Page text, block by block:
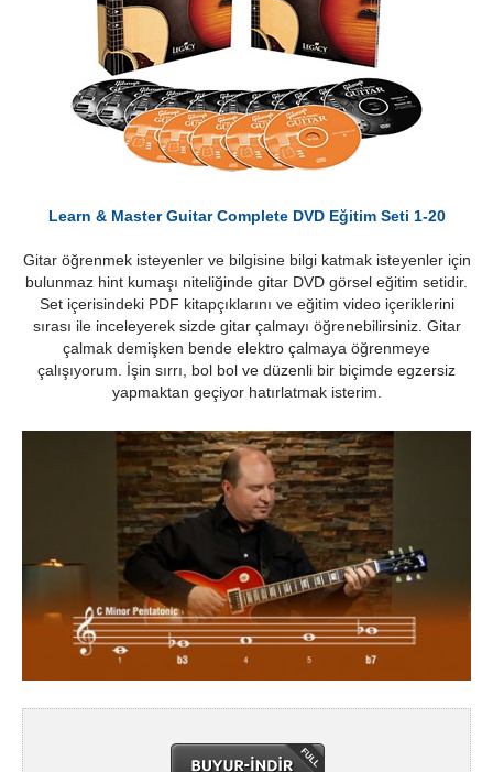
Learn & Master Guitar Complete DVD Eğitim Seti 1-20
Gitar öğrenmek isteyenler ve bilgisine bilgi katmak isteyenler için
bulunmaz hint kumaşı niteliğinde gitar DVD görsel eğitim setidir.
Set içerisindeki PDF kitapçıklarını ve eğitim video içeriklerini
sırası ile inceleyerek sizde gitar çalmayı öğrenebilirsiniz. Gitar
çalmak demişken bende elektro çalmaya öğrenmeye
çalışıyorum. İşin sırrı, bol bol ve düzenli bir biçimde egzersiz
yapmaktan geçiyor hatırlatmak isterim.